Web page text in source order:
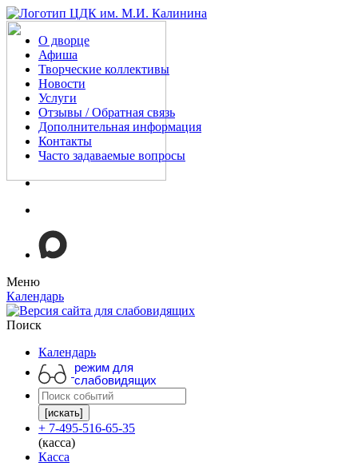
О дворце
Афиша
Творческие коллективы
Новости
Услуги
Отзывы / Обратная связь
Дополнительная информация
Контакты
Часто задаваемые вопросы
Меню
Календарь
Поиск
Календарь
режим для
слабовидящих
[искать]
+ 7-495-516-65-35
(касса)
Касса